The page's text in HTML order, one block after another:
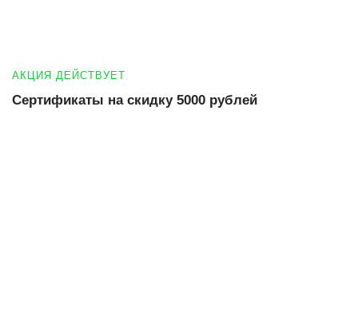
АКЦИЯ ДЕЙСТВУЕТ
Сертификаты на скидку 5000 рублей